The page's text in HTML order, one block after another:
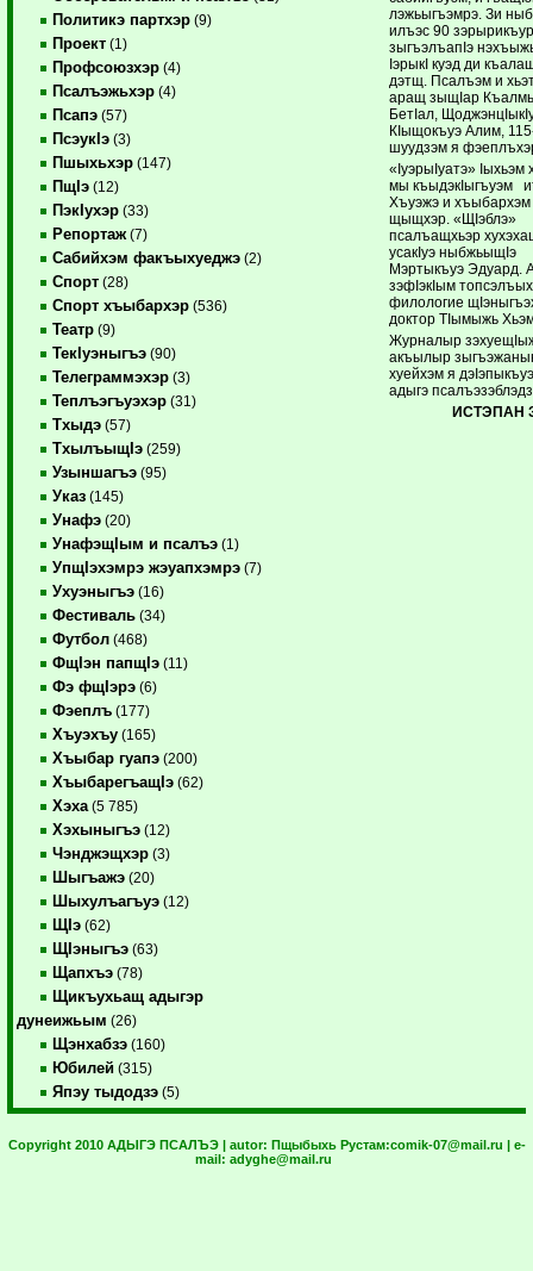
Политикэ партхэр (9)
Проект (1)
Профсоюзхэр (4)
Псалъэжьхэр (4)
Псапэ (57)
ПсэукIэ (3)
Пшыхьхэр (147)
ПщIэ (12)
ПэкIухэр (33)
Репортаж (7)
Сабийхэм факъыхуеджэ (2)
Спорт (28)
Спорт хъыбархэр (536)
Театр (9)
ТекIуэныгъэ (90)
Телеграммэхэр (3)
Теплъэгъуэхэр (31)
Тхыдэ (57)
ТхылъыщIэ (259)
Узыншагъэ (95)
Указ (145)
Унафэ (20)
УнафэщIым и псалъэ (1)
УпщIэхэмрэ жэуапхэмрэ (7)
Ухуэныгъэ (16)
Фестиваль (34)
Футбол (468)
ФщIэн папщIэ (11)
Фэ фщIэрэ (6)
Фэеплъ (177)
Хъуэхъу (165)
Хъыбар гуапэ (200)
ХъыбарегъащIэ (62)
Хэха (5 785)
Хэхыныгъэ (12)
Чэнджэщхэр (3)
Шыгъажэ (20)
Шыхулъагъуэ (12)
ЩIэ (62)
ЩIэныгъэ (63)
Щапхъэ (78)
Щикъухьащ адыгэр
дунеижьым (26)
Щэнхабзэ (160)
Юбилей (315)
Япэу тыдодзэ (5)
лэжьыгъэмрэ. Зи
илъэс 90
зыгъэлъапIэ
IэрыкI куэд ди
дэтщ. Псалъэм и
аращ зыщIар
БетIал,
КIыщокъуэ Алим,
шуудзэм я
«IуэрыIуатэ» Iыхьэм
мы къыдэкIыгъуэм
Хъуэжэ и хъыбархэм
щыщхэр. «ЩIэблэ»
псалъащхьэр
усакIуэ ныбжьыщIэ
Мэртыкъуэ Эдуард.
зэфIэкIым
филологие
доктор ТIымыжь
Журналыр
акъылыр
хуейхэм я
адыгэ
ИСТЭПАН
Copyright 2010 АДЫГЭ ПСАЛЪЭ | autor: Пщыбыхь Рустам:comik-07@mail.ru | e-
mail: adyghe@mail.ru